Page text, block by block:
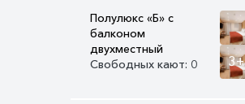
Полулюкс «Б» с
балконом
двухместный
Свободных кают: 0
3+